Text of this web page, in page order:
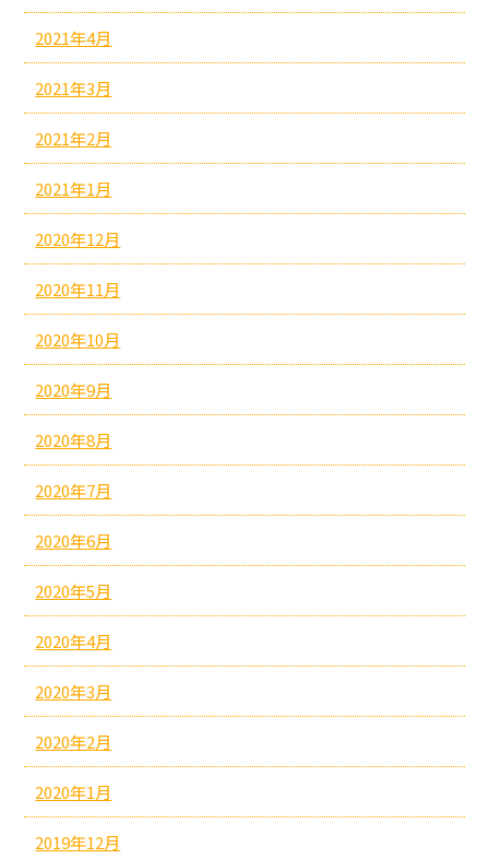
2021年4月
2021年3月
2021年2月
2021年1月
2020年12月
2020年11月
2020年10月
2020年9月
2020年8月
2020年7月
2020年6月
2020年5月
2020年4月
2020年3月
2020年2月
2020年1月
2019年12月